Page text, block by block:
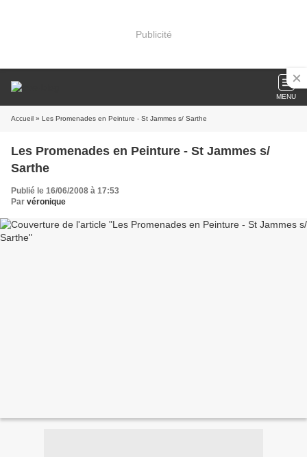
Publicité
MENU
Accueil » Les Promenades en Peinture - St Jammes s/ Sarthe
Les Promenades en Peinture - St Jammes s/
Sarthe
Publié le 16/06/2008 à 17:53
Par véronique